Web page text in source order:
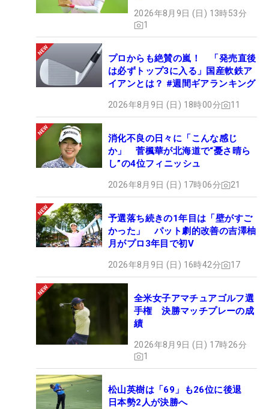
2026年8月9日 (日) 13時53分
1
プロからも絶賛の嵐！ 「発売直後
は必ずトップ3に入る」国産軟鉄ア
イアンとは？ #週間ギアランキング
2026年8月9日 (日) 18時00分 11
消化不良の日々に「こんな感じ
か」 菅楓華が北海道で“憂さ晴ら
し”の4位フィニッシュ
2026年8月9日 (日) 17時06分 21
予選落ち続きの1年目は「壁がすご
かった」 パット劇的改善の吉澤柚
月がプロ3年目で初V
2026年8月9日 (日) 16時42分 17
全米女子アマチュアゴルフ選
手権 決勝マッチプレーの成
績
2026年8月9日 (日) 17時26分
1
松山英樹は「69」も26位に後退
日本勢2人が決勝へ